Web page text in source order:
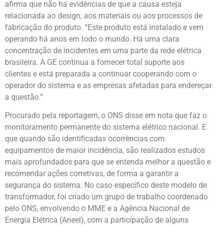
afirma que não há evidências de que a causa esteja
relacionada ao design, aos materiais ou aos processos de
fabricação do produto. “Este produto está instalado e vem
operando há anos em todo o mundo. Há uma clara
concentração de incidentes em uma parte da rede elétrica
brasileira. A GE continua a fornecer total suporte aos
clientes e está preparada a continuar cooperando com o
operador do sistema e as empresas afetadas para endereçar
a questão.”
Procurado pela reportagem, o ONS disse em nota que faz o
monitoramento permanente do sistema elétrico nacional. E
que quando são identificadas ocorrências com
equipamentos de maior incidência, são realizados estudos
mais aprofundados para que se entenda melhor a questão e
recomendar ações corretivas, de forma a garantir a
segurança do sistema. No caso específico deste modelo de
transformador, foi criado um grupo de trabalho coordenado
pelo ONS, envolvendo o MME e a Agência Nacional de
Energia Elétrica (Aneel), com a participação de alguns